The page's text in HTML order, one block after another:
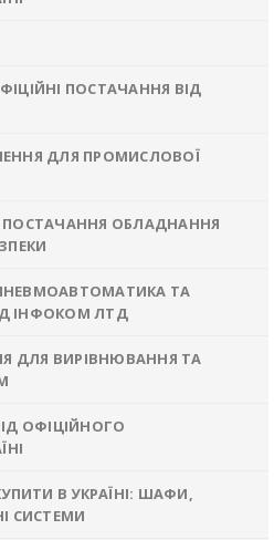
ПОСТАЧАННЯ ВІД
ДЛЯ ПРОМИСЛОВОЇ
– ПОСТАЧАННЯ ОБЛАДНАННЯ
ПНЕВМОАВТОМАТИКА ТА
ІНФОКОМ ЛТД
ДЛЯ ВИРІВНЮВАННЯ ТА
ОФІЦІЙНОГО
В УКРАЇНІ: ШАФИ,
СИСТЕМИ